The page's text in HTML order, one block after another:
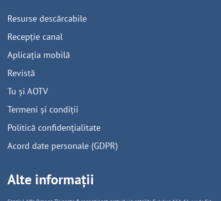
Resurse descărcabile
Recepție canal
Aplicația mobilă
Revistă
Tu și AOTV
Termeni și condiții
Politică confidențialitate
Acord date personale (GDPR)
Alte informații